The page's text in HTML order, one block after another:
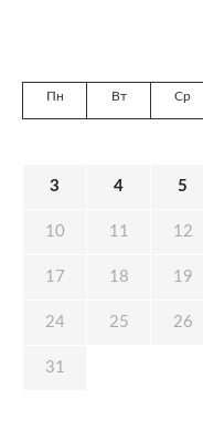
Пн Вт Ср
3 4 5
10 11 12
17 18 19
24 25 26
31